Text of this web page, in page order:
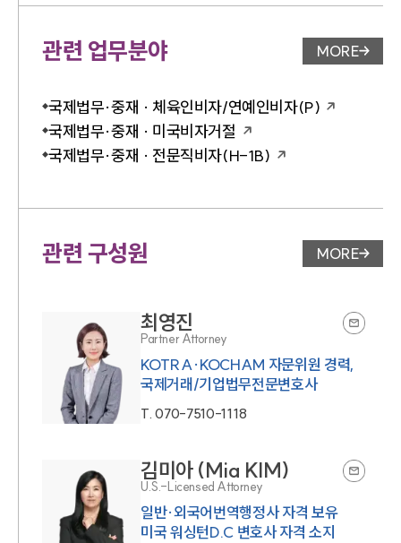
관련 업무분야 업무분야
MORE
국제법무·중재 · 체육인비자/연예인비자(P)
국제법무·중재 · 미국비자거절
국제법무·중재 · 전문직비자(H-1B)
관련 구성원 변호사 페
MORE
최영진
Partner Attorney
KOTRA·KOCHAM 자문위원 경력,
국제거래/기업법무전문변호사
T.070-7510-1118
김미아 (Mia KIM)
U.S.-Licensed Attorney
일반·외국어번역행정사 자격 보유
미국 워싱턴D.C 변호사 자격 소지